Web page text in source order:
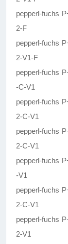
pepperl-fuchs
2-F
pepperl-fuchs
2-V1-F
pepperl-fuchs
-C-V1
pepperl-fuchs
2-C-V1
pepperl-fuchs
2-C-V1
pepperl-fuchs
-V1
pepperl-fuchs
2-C-V1
pepperl-fuchs
2-V1